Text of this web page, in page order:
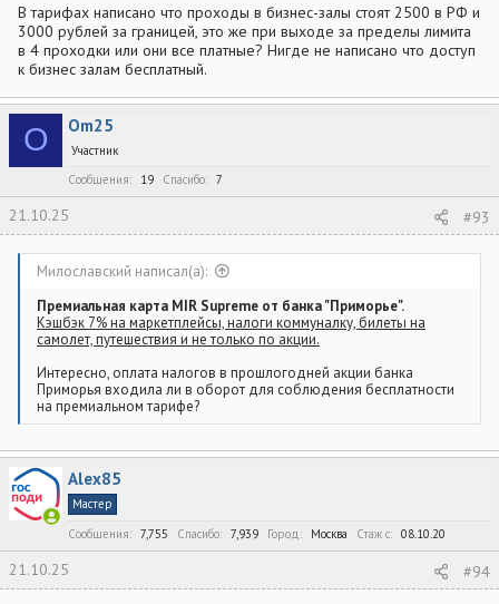
В тарифах написано что проходы в бизнес-залы стоят 2500 в РФ и
3000 рублей за границей, это же при выходе за пределы лимита
в 4 проходки или они все платные? Нигде не написано что доступ
к бизнес залам бесплатный.
O Om25
Участник
Сообщения
19 Спасибо 7
21.10.25 #93
Милославский написал(а):
Премиальная карта MIR Supreme от банка "Приморье".
Кэшбэк 7% на маркетплейсы, налоги коммуналку, билеты на
самолет, путешествия и не только по акции.
Интересно, оплата налогов в прошлогодней акции банка
Приморья входила ли в оборот для соблюдения бесплатности
на премиальном тарифе?
Alex85
Мастер
Сообщения
7,755 Спасибо 7,939 Город Москва Стаж c 08.10.20
21.10.25 #94